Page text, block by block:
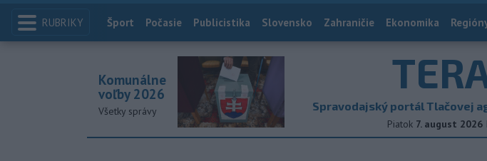
RUBRIKY Index
Šport Počasie Publicistika Slovensko Zahraničie Ekonomika
Spravodajský portál Tlačovej
Piatok 7. august 2026
Komunálne
voľby 2026
Všetky správy